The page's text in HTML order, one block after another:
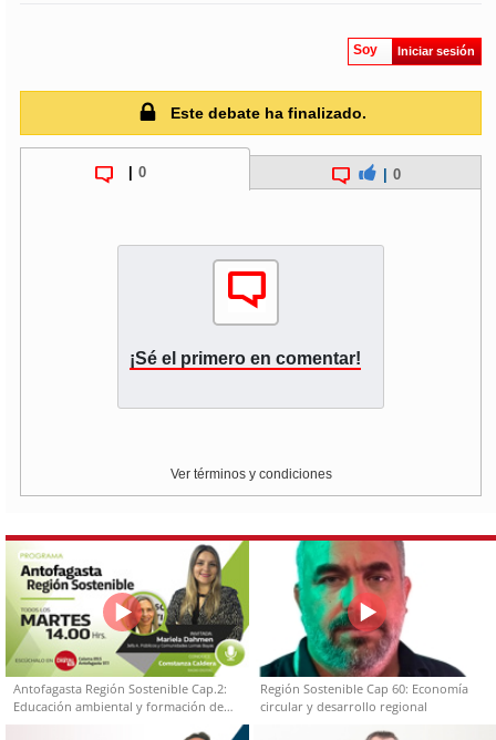
Soy Iniciar sesión
Este debate ha finalizado.
0 0
¡Sé el primero en comentar!
Ver términos y condiciones
Antofagasta Región Sostenible Cap.2:
Educación ambiental y formación de
capacidades técnicas
Región Sostenible Cap 60: Economía
circular y desarrollo regional